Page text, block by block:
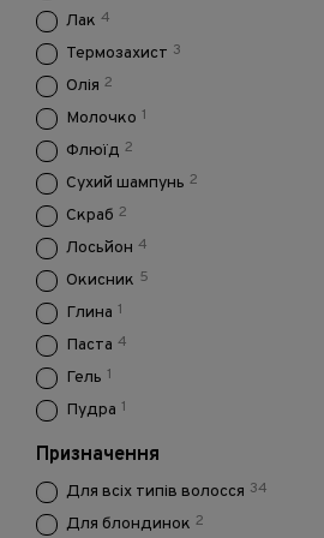
Лак 4
Термозахист 3
Олія 2
Молочко 1
Флюїд 2
Сухий шампунь 2
Скраб 2
Лосьйон 4
Окисник 5
Глина 1
Паста 4
Гель 1
Пудра 1
Призначення
Для всіх типів волосся 34
Для блондинок 2